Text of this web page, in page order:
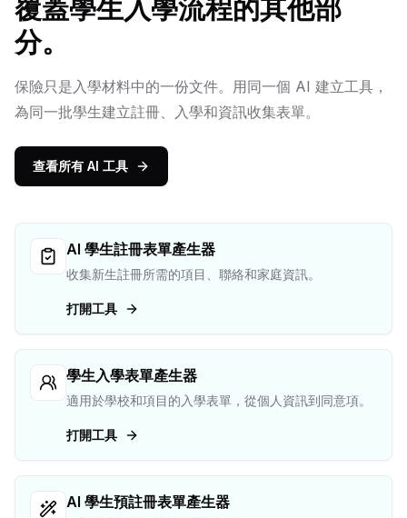
覆蓋學生入學流程的其他部
分。
保險只是入學材料中的一份文件。用同一個 AI 建立工具，
為同一批學生建立註冊、入學和資訊收集表單。
查看所有 AI 工具
AI 學生註冊表單產生器
收集新生註冊所需的項目、聯絡和家庭資訊。
打開工具
學生入學表單產生器
適用於學校和項目的入學表單，從個人資訊到同意項。
打開工具
AI 學生預註冊表單產生器